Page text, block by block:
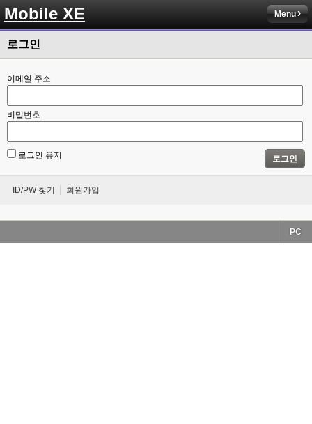
Mobile XE Menu
로그인
이메일 주소
비밀번호
로그인 유지 로그인
ID/PW 찾기 회원가입
PC